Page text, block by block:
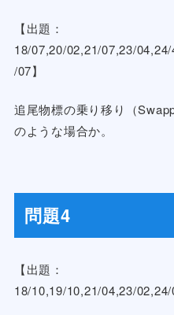
【出題：
18/07,20/02,21/07,23/
/07】
追尾物標の乗り移り（
のような場合か。
問題4
【出題：
18/10,19/10,21/04,23/02,24/